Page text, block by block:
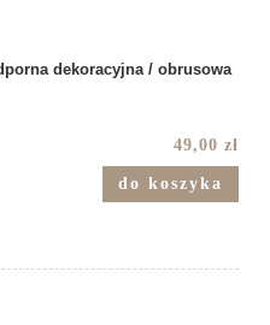
dekoracyjna / obrusowa
49,00 zł
do koszyka